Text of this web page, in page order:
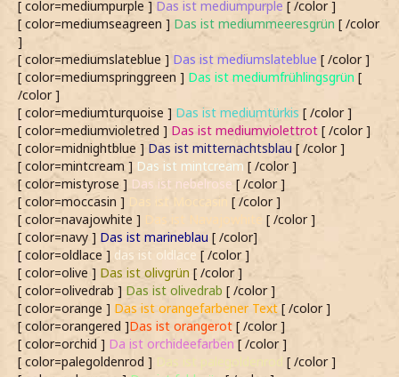
[ color=mediumpurple ] Das ist mediumpurple [ /color ]
[ color=mediumseagreen ] Das ist mediummeeresgrün [ /color
]
[ color=mediumslateblue ] Das ist mediumslateblue [ /color ]
[ color=mediumspringgreen ] Das ist mediumfrühlingsgrün [
/color ]
[ color=mediumturquoise ] Das ist mediumtürkis [ /color ]
[ color=mediumvioletred ] Das ist mediumviolettrot [ /color ]
[ color=midnightblue ] Das ist mitternachtsblau [ /color ]
[ color=mintcream ] Das ist mintcream [ /color ]
[ color=mistyrose ] Das ist nebelrose [ /color ]
[ color=moccasin ]
Das ist Moccasin [ /color ]
[ color=navajowhite ]
Das ist Navajowhite
[ /color ]
[ color=navy ] Das ist marineblau [ /color]
[ color=oldlace ] das ist oldlace [ /color ]
[ color=olive ] Das ist olivgrün [ /color ]
[ color=olivedrab ] Das ist olivedrab [ /color ]
[ color=orange ] Das ist orangefarbener Text [ /color ]
[ color=orangered ]Das ist orangerot [ /color ]
[ color=orchid ] Da ist orchideefarben [ /color ]
[ color=palegoldenrod ] Das ist palegoldenrod
[ /color ]